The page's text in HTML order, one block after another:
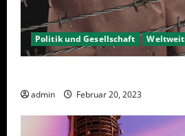
Politik und Gesellschaft Weltweit
admin Februar 20, 2023